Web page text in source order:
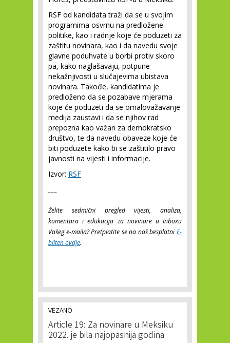
RSF od kandidata traži da se u svojim
programima osvrnu na predložene
politike, kao i radnje koje će poduzeti za
zaštitu novinara, kao i da navedu svoje
glavne poduhvate u borbi protiv skoro
pa, kako naglašavaju, potpune
nekažnjivosti u slučajevima ubistava
novinara. Takođe, kandidatima je
predloženo da se pozabave mjerama
koje će poduzeti da se omalovažavanje
medija zaustavi i da se njihov rad
prepozna kao važan za demokratsko
društvo, te da navedu obaveze koje će
biti poduzete kako bi se zaštitilo pravo
javnosti na vijesti i informacije.
Izvor: RSF
Želite sedmični pregled vijesti, analiza,
komentara i edukacija za novinare u Inboxu
Vašeg e-maila? Pretplatite se na naš besplatni E-
bilten ovdje.
VEZANO
Article 19: Za novinare u Meksiku
2022. je bila najopasnija godina